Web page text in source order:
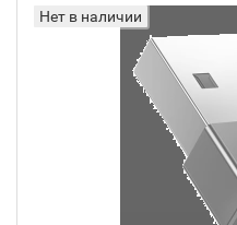
Нет в наличии